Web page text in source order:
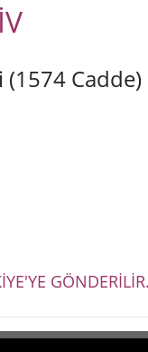
(1574
GÖNDERİLİR.